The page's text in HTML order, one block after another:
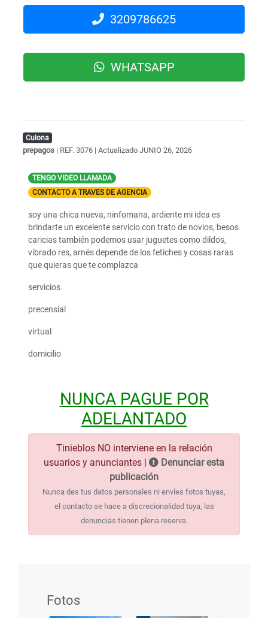
3209786625
WHATSAPP
Culona
prepagos | REF. 3076 | Actualizado JUNIO 26, 2026
TENGO VIDEO LLAMADA
CONTACTO A TRAVES DE AGENCIA
soy una chica nueva, ninfomana, ardiente mi idea es
brindarte un excelente servicio con trato de novios, besos
caricias también podemos usar juguetes como dildos,
vibrado res, arnés depende de los fetiches y cosas raras
que quieras que te complazca
servicios
precensial
virtual
domicilio
NUNCA PAGUE POR
ADELANTADO
Tinieblos NO interviene en la relación
usuarios y anunciantes |
Denunciar esta
publicación
Nunca des tus datos personales ni envíes fotos tuyas,
el contacto se hace a discrecionalidad tuya, las
denuncias tienen plena reserva.
Fotos